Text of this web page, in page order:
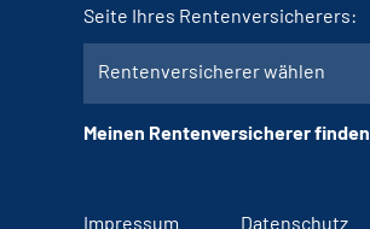
Seite Ihres Rentenversicherers:
Rentenversicherer wählen
Meinen Rentenversicherer finden
Impressum Datenschutz